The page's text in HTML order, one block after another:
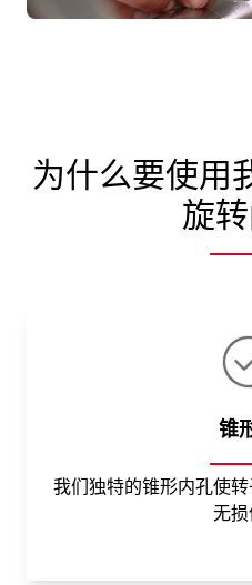
为什么要使用
旋转
锥
我们独特的锥形内孔使转
无损